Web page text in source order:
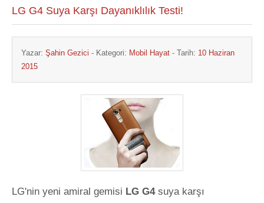
LG G4 Suya Karşı Dayanıklılık Testi!
Yazar: Şahin Gezici - Kategori: Mobil Hayat - Tarih: 10 Haziran
2015
LG'nin yeni amiral gemisi LG G4suya karşı